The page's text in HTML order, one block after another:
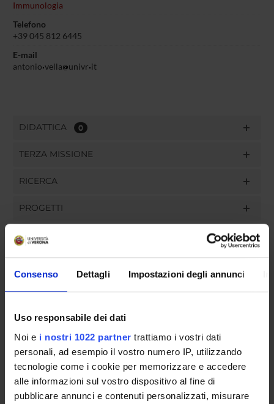
Consenso Dettagli Impostazioni degli annunci
Uso responsabile dei dati
Noi e i nostri 1022 partner trattiamo i vostri dati
personali, ad esempio il vostro numero IP, utilizzando
tecnologie come i cookie per memorizzare e accedere
alle informazioni sul vostro dispositivo al fine di
pubblicare annunci e contenuti personalizzati, misurare
Immunologia
Telefono
+39 045 812 6445
E-mail
antonio vella univr it
DIDATTICA 0
TERZA MISSIONE
RICERCA
PROGETTI
PUBBLICAZIONI
INCARICHI
GOVERNANCE
COMMISSIONI